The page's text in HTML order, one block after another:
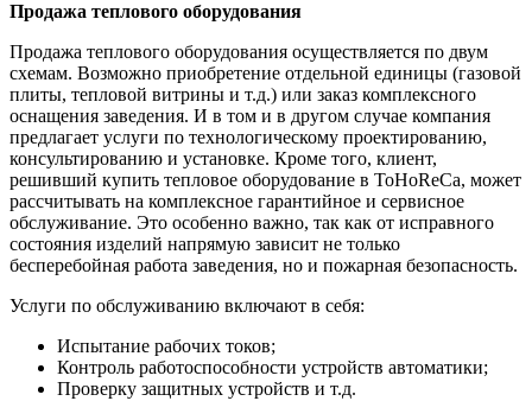
Продажа теплового оборудования
Продажа теплового оборудования осуществляется по двум
схемам. Возможно приобретение отдельной единицы (газовой
плиты, тепловой витрины и т.д.) или заказ комплексного
оснащения заведения. И в том и в другом случае компания
предлагает услуги по технологическому проектированию,
консультированию и установке. Кроме того, клиент,
решивший купить тепловое оборудование в ToHoReCa, может
рассчитывать на комплексное гарантийное и сервисное
обслуживание. Это особенно важно, так как от исправного
состояния изделий напрямую зависит не только
бесперебойная работа заведения, но и пожарная безопасность.
Услуги по обслуживанию включают в себя:
Испытание рабочих токов;
Контроль работоспособности устройств автоматики;
Проверку защитных устройств и т.д.